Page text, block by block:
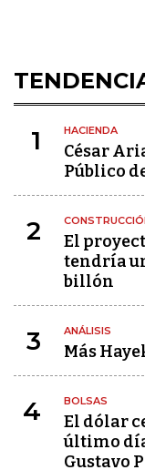
1 HACIENDA
César
Público
2
El
tendría
billón
3 ANÁLISIS
Más
4 BOLSAS
El dólar
último
Gustavo